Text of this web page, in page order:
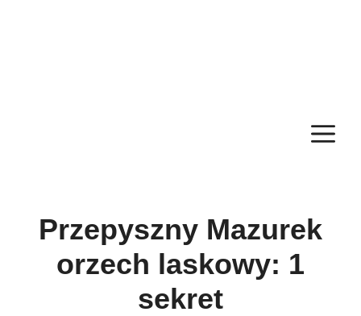
Przepyszny Mazurek
orzech laskowy: 1
sekret